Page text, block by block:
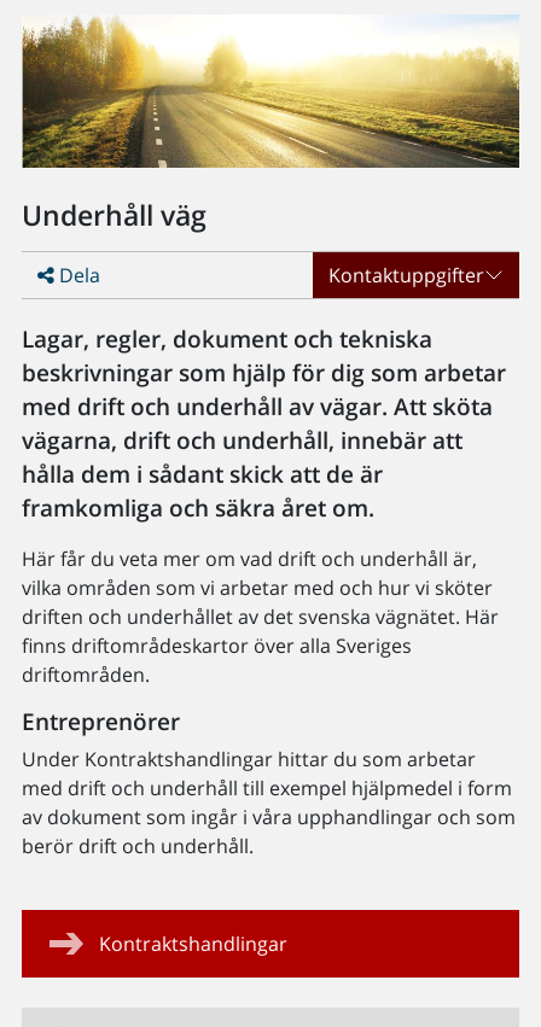
Underhåll väg
Dela Kontaktuppgifter
Lagar, regler, dokument och tekniska
beskrivningar som hjälp för dig som arbetar
med drift och underhåll av vägar. Att sköta
vägarna, drift och underhåll, innebär att
hålla dem i sådant skick att de är
framkomliga och säkra året om.
Här får du veta mer om vad drift och underhåll är,
vilka områden som vi arbetar med och hur vi sköter
driften och underhållet av det svenska vägnätet. Här
finns driftområdeskartor över alla Sveriges
driftområden.
Entreprenörer
Under Kontraktshandlingar hittar du som arbetar
med drift och underhåll till exempel hjälpmedel i form
av dokument som ingår i våra upphandlingar och som
berör drift och underhåll.
Kontraktshandlingar